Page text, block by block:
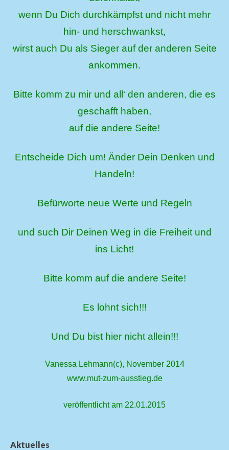
wenn Du Dich durchkämpfst und nicht mehr
hin- und herschwankst,
wirst auch Du als Sieger auf der anderen Seite
ankommen.
Bitte komm zu mir und all‘ den anderen, die es
geschafft haben,
auf die andere Seite!
Entscheide Dich um! Änder Dein Denken und
Handeln!
Befürworte neue Werte und Regeln
und such Dir Deinen Weg in die Freiheit und
ins Licht!
Bitte komm auf die andere Seite!
Es lohnt sich!!!
Und Du bist hier nicht allein!!!
Vanessa Lehmann(c), November 2014
www.mut-zum-ausstieg.de
veröffentlicht am 22.01.2015
Aktuelles